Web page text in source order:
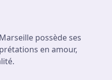
possède ses
en amour,